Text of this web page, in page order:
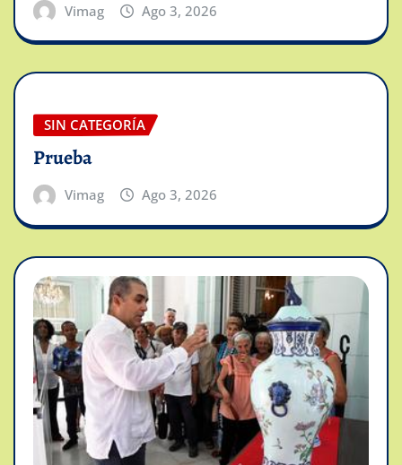
Vimag Ago 3, 2026
SIN CATEGORÍA
Prueba
Vimag Ago 3, 2026